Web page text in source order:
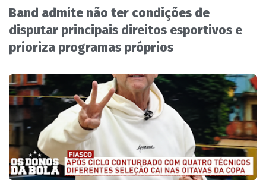
Band admite não ter condições de
disputar principais direitos esportivos e
prioriza programas próprios